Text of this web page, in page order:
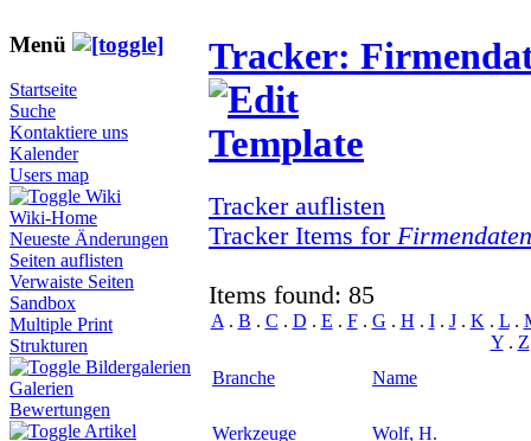
Menü
Startseite
Suche
Kontaktiere uns
Kalender
Users map
Wiki
Wiki-Home
Neueste Änderungen
Seiten auflisten
Verwaiste Seiten
Sandbox
Multiple Print
Strukturen
Bildergalerien
Galerien
Bewertungen
Artikel
Tracker:
Tracker auflisten
Tracker Items for
Items found: 85
A . B . C . D . E . F. G . H . I. J. K . L.
Y. Z
Branche
Name
Werkzeuge Wolf, H.